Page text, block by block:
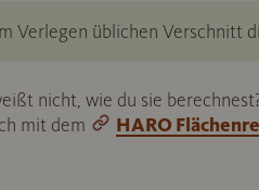
Verlegen üblichen Verschnitt
nicht, wie du sie
mit dem
HARO